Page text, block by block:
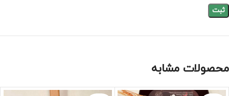
محصولات مشابه